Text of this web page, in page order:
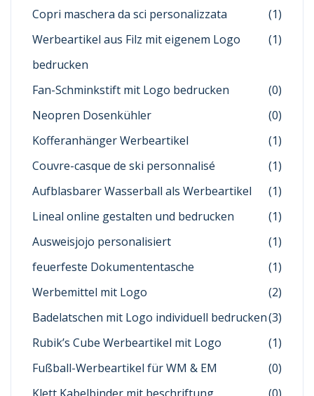
Copri maschera da sci personalizzata
(1)
Werbeartikel aus Filz mit eigenem Logo
bedrucken
(1)
Fan-Schminkstift mit Logo bedrucken
(0)
Neopren Dosenkühler
(0)
Kofferanhänger Werbeartikel
(1)
Couvre-casque de ski personnalisé
(1)
Aufblasbarer Wasserball als Werbeartikel
(1)
Lineal online gestalten und bedrucken
(1)
Ausweisjojo personalisiert
(1)
feuerfeste Dokumententasche
(1)
Werbemittel mit Logo
(2)
Badelatschen mit Logo individuell bedrucken(3)
Rubik’s Cube Werbeartikel mit Logo
(1)
Fußball-Werbeartikel für WM & EM
(0)